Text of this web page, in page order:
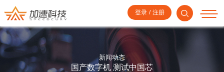
登录 / 注册
新闻动态
国产数字机 测试中国芯